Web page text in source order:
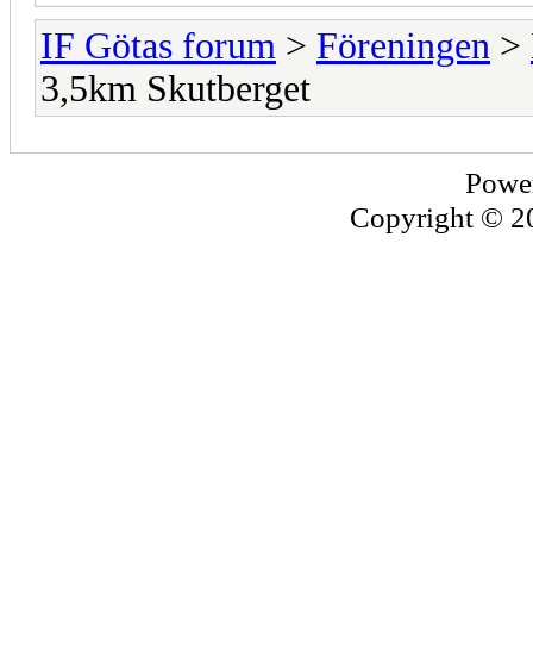
IF Götas forum > Föreningen >
3,5km Skutberget
Copyright ©